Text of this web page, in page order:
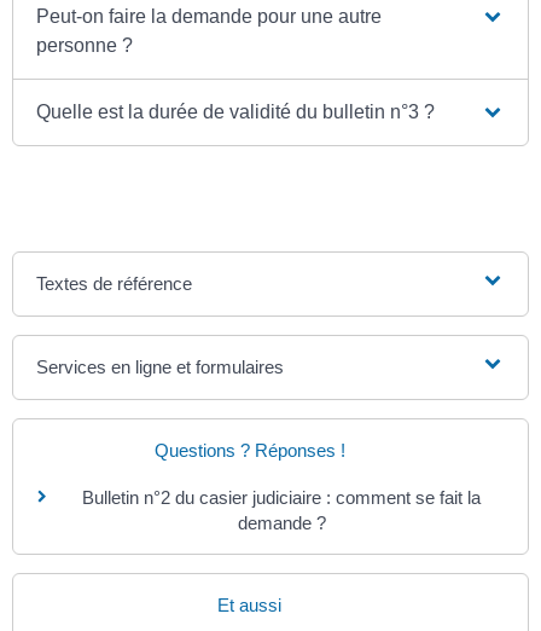
Peut-on faire la demande pour une autre
personne ?
Quelle est la durée de validité du bulletin n°3 ?
Textes de référence
Services en ligne et formulaires
Questions ? Réponses !
Bulletin n°2 du casier judiciaire : comment se fait la
demande ?
Et aussi